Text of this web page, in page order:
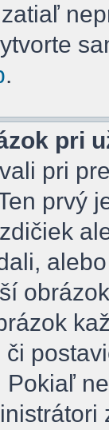
.
pri
pri
prvý